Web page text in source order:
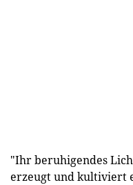
"Ihr beruhigendes
erzeugt und kultiviert